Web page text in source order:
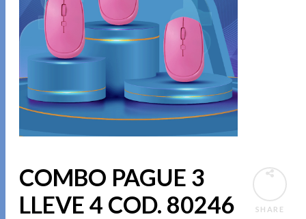
SHARE
COMBO PAGUE 3
LLEVE 4 COD. 80246